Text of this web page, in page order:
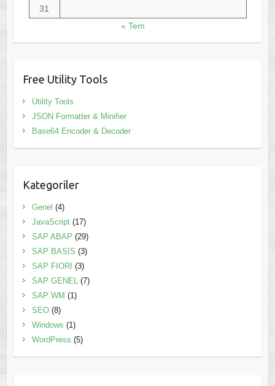
31
« Tem
Free Utility Tools
Utility Tools
JSON Formatter & Minifier
Base64 Encoder & Decoder
Kategoriler
Genel (4)
JavaScript(17)
SAP ABAP (29)
SAP BASIS (3)
SAP FIORI (3)
SAP GENEL
(7)
SAP WM (1)
SEO(8)
Windows (1)
WordPress (5)